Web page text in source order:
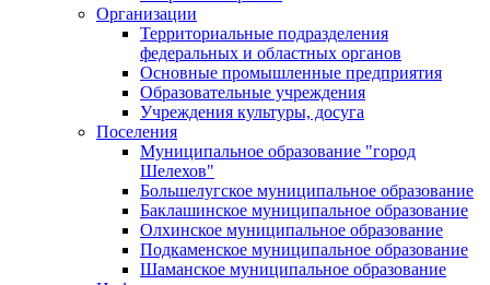
Организации
Территориальные подразделения
федеральных и областных органов
Основные промышленные предприятия
Образовательные учреждения
Учреждения культуры, досуга
Поселения
Муниципальное образование "город
Шелехов"
Большелугское муниципальное образование
Баклашинское муниципальное образование
Олхинское муниципальное образование
Подкаменское муниципальное образование
Шаманское муниципальное образование